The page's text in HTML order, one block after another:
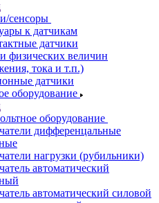
сенсоры
к датчикам
датчики
физических величин
тока и т.п.)
датчики
оборудование
оборудование
дифференцальные
нагрузки (рубильники)
автоматический
автоматический силовой